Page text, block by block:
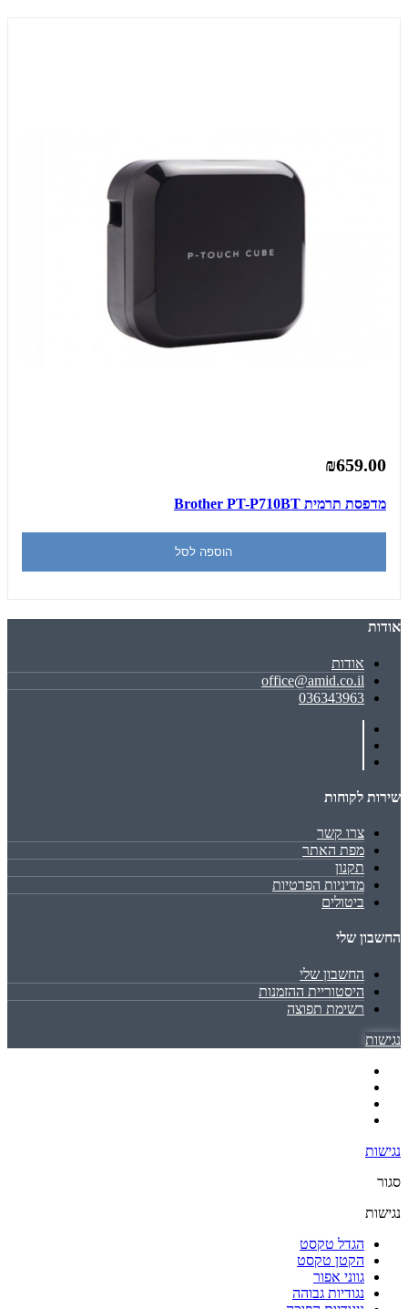
₪659.00
מדפסת תרמית Brother PT-P710BT
הוספה לסל
אודות
אודות
office@amid.co.il
036343963
שירות לקוחות
צרו קשר
מפת האתר
תקנון
מדיניות הפרטיות
ביטולים
החשבון שלי
החשבון שלי
היסטוריית ההזמנות
רשימת תפוצה
נגישות
נגישות
סגור
נגישות
הגדל טקסט
הקטן טקסט
גווני אפור
נגודיות גבוהה